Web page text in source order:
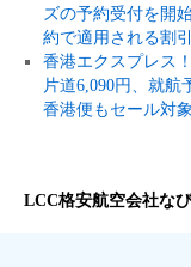
ズの予約受付を開
約で適用される割
香港エクスプレス
片道6,090円、就航
香港便もセール対象
LCC格安航空会社な